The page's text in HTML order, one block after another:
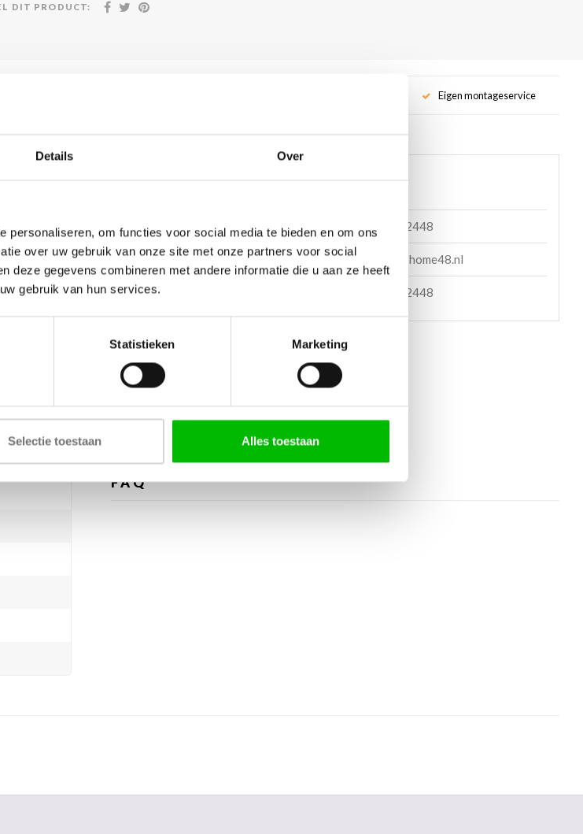
Details Over
personaliseren, om functies voor social media te bieden en om ons
over uw gebruik van onze site met onze partners voor social
deze gegevens combineren met andere informatie die u aan ze heeft
gebruik van hun services.
Statistieken Marketing
Selectie toestaan Alles toestaan
DIT PRODUCT:
Eigen montageservice
in de
vochtige
van
Kunnen wij helpen?
Bel met ons 085 060 2448
Stuur ons een mail support@home48.nl
085 060 2448
Tags
FAQ